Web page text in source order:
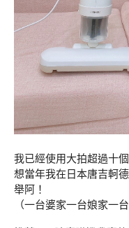
我已經使用大拍超過十
想當年我在日本唐吉軻
舉阿！
（一台婆家一台娘家一台